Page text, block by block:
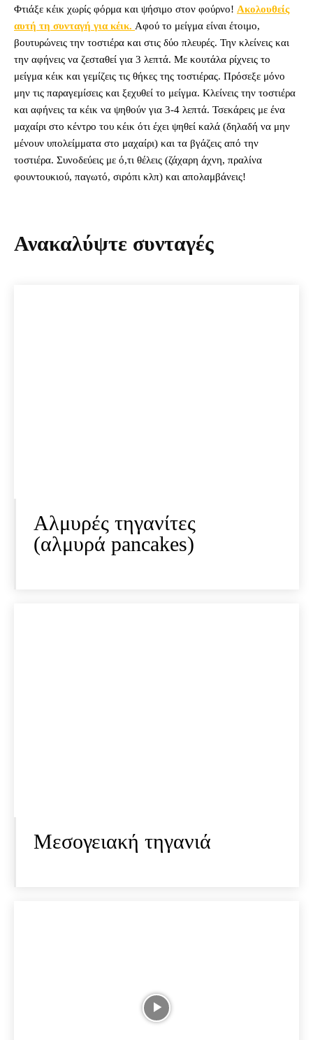
Φτιάξε κέικ χωρίς φόρμα και ψήσιμο στον φούρνο! Ακολουθείς
αυτή τη συνταγή για κέικ. Αφού το μείγμα είναι έτοιμο,
βουτυρώνεις την τοστιέρα και στις δύο πλευρές. Την κλείνεις και
την αφήνεις να ζεσταθεί για 3 λεπτά. Με κουτάλα ρίχνεις το
μείγμα κέικ και γεμίζεις τις θήκες της τοστιέρας. Πρόσεξε μόνο
μην τις παραγεμίσεις και ξεχυθεί το μείγμα. Κλείνεις την τοστιέρα
και αφήνεις τα κέικ να ψηθούν για 3-4 λεπτά. Τσεκάρεις με ένα
μαχαίρι στο κέντρο του κέικ ότι έχει ψηθεί καλά (δηλαδή να μην
μένουν υπολείμματα στο μαχαίρι) και τα βγάζεις από την
τοστιέρα. Συνοδεύεις με ό,τι θέλεις (ζάχαρη άχνη, πραλίνα
φουντουκιού, παγωτό, σιρόπι κλπ) και απολαμβάνεις!
Ανακαλύψτε συνταγές
Αλμυρές τηγανίτες
(αλμυρά pancakes)
Μεσογειακή τηγανιά